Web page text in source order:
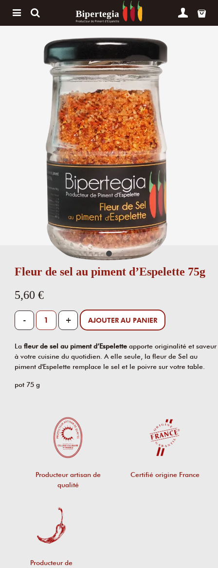
Fleur de sel au piment d’Espelette 75g
5,60 €
- + AJOUTER AU PANIER
La fleur de sel au piment d’Espelette apporte originalité et saveur
à votre cuisine du quotidien. A elle seule, la fleur de Sel au
piment d'Espelette remplace le sel et le poivre sur votre table.
pot 75 g
Producteur artisan de
qualité
Certifié origine France
Producteur de